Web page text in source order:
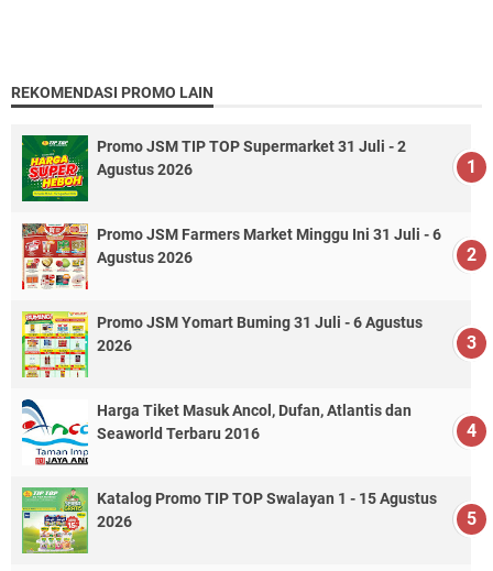
REKOMENDASI PROMO LAIN
Promo JSM TIP TOP Supermarket 31 Juli - 2
Agustus 2026
Promo JSM Farmers Market Minggu Ini 31 Juli - 6
Agustus 2026
Promo JSM Yomart Buming 31 Juli - 6 Agustus
2026
Harga Tiket Masuk Ancol, Dufan, Atlantis dan
Seaworld Terbaru 2016
Katalog Promo TIP TOP Swalayan 1 - 15 Agustus
2026